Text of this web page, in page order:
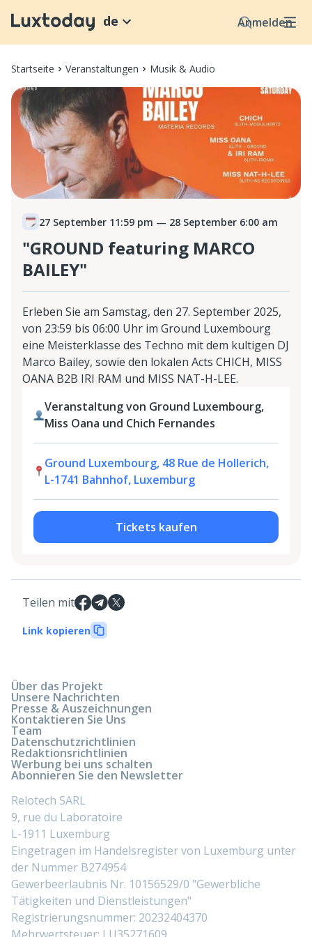
Anmelden
de
Startseite Veranstaltungen Musik & Audio
27 September 11:59 pm — 28 September 6:00 am
"GROUND featuring MARCO
BAILEY"
Erleben Sie am Samstag, den 27. September 2025,
von 23:59 bis 06:00 Uhr im Ground Luxembourg
eine Meisterklasse des Techno mit dem kultigen DJ
Marco Bailey, sowie den lokalen Acts CHICH, MISS
OANA B2B IRI RAM und MISS NAT-H-LEE.
Veranstaltung von Ground Luxembourg,
Miss Oana und Chich Fernandes
Ground Luxembourg, 48 Rue de Hollerich,
L-1741 Bahnhof, Luxemburg
Tickets kaufen
Teilen mit
Link kopieren
Über das Projekt
Unsere Nachrichten
Presse & Auszeichnungen
Kontaktieren Sie Uns
Team
Datenschutzrichtlinien
Redaktionsrichtlinien
Werbung bei uns schalten
Abonnieren Sie den Newsletter
Relotech SARL
9, rue du Laboratoire
L-1911 Luxemburg
Eingetragen im Handelsregister von Luxemburg unter
der Nummer B274954
Gewerbeerlaubnis Nr. 10156529/0 "Gewerbliche
Tätigkeiten und Dienstleistungen"
Registrierungsnummer: 20232404370